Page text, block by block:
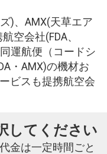
)、AMX(天草エア
空会社(FDA、
運航便（コードシ
・AMX)の機材お
ビスも提携航空会
してください
金は一定時間ごと